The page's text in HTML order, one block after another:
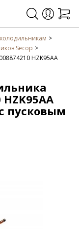
Secop
HZK95AA
пусковым